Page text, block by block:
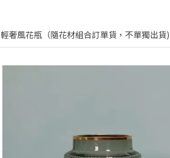
輕奢風花瓶（隨花材組合訂單貨，不單獨出貨)